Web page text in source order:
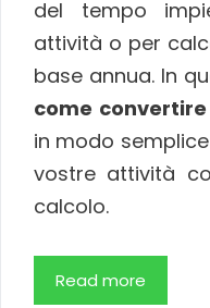
del tempo
attività o per
base annua. In
come
in modo
vostre attività
calcolo.
Read more